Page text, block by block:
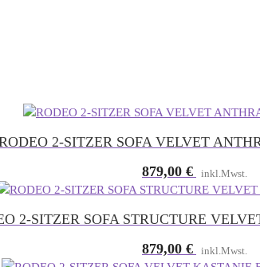
2-SITZER SOFA VELVET
879,00 € inkl.Mwst.
2-SITZER SOFA STRUCTURE
879,00 € inkl.Mwst.